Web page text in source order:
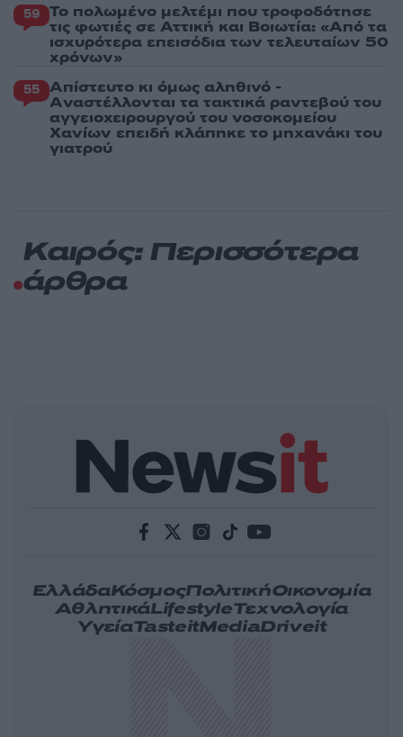
59 Το πολωμένο μελτέμι που τροφοδότησε
τις φωτιές σε Αττική και Βοιωτία: «Από τα
ισχυρότερα επεισόδια των τελευταίων 50
χρόνων»
55 Απίστευτο κι όμως αληθινό -
Aναστέλλονται τα τακτικά ραντεβού του
αγγειοχειρουργού του νοσοκομείου
Χανίων επειδή κλάπηκε το μηχανάκι του
γιατρού
Καιρός: Περισσότερα
άρθρα
ΕλλάδαΚόσμοςΠολιτικήΟικονομία
ΑθλητικάLifestyleΤεχνολογία
ΥγείαTasteitMediaDriveit